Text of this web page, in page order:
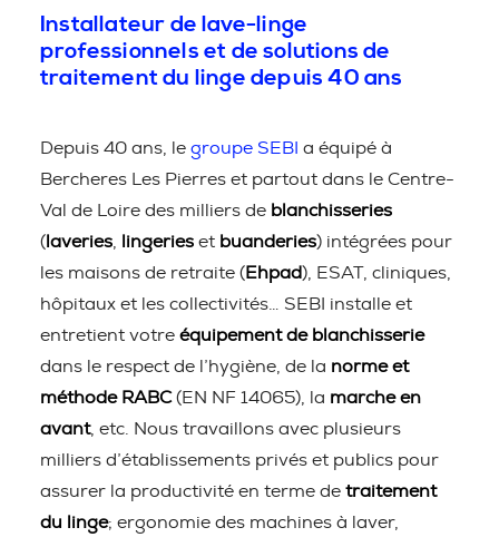
Installateur de lave-linge
professionnels et de solutions de
traitement du linge depuis 40 ans
Depuis 40 ans, le groupe SEBI a équipé à
Bercheres Les Pierres et partout dans le Centre-
Val de Loire des milliers de blanchisseries
( laveries lingeries et buanderies) intégrées pour
les maisons de retraite (Ehpad), ESAT, cliniques,
hôpitaux et les collectivités… SEBI installe et
entretient votre équipement de blanchisserie
dans le respect de l’hygiène, de la norme et
méthode RABC(EN NF 14065), la marche en
avant, etc. Nous travaillons avec plusieurs
milliers d’établissements privés et publics pour
assurer la productivité en terme de traitement
du linge; ergonomie des machines à laver,